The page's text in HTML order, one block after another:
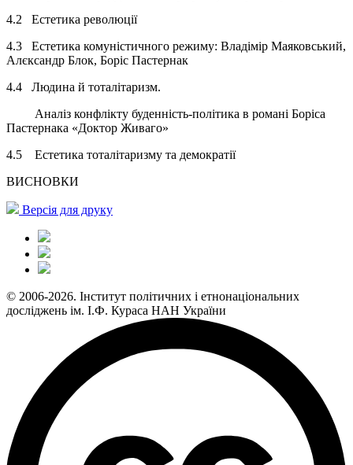
4.2 Естетика революції
4.3 Естетика комуністичного режиму: Владімір Маяковський,
Алєксандр Блок, Боріс Пастернак
4.4 Людина й тоталітаризм.
Аналіз конфлікту буденність-політика в романі Боріса
Пастернака «Доктор Живаго»
4.5 Естетика тоталітаризму та демократії
ВИСНОВКИ
Версія для друку
© 2006-2026. Інститут політичних і етнонаціональних
досліджень ім. І.Ф. Кураса НАН України